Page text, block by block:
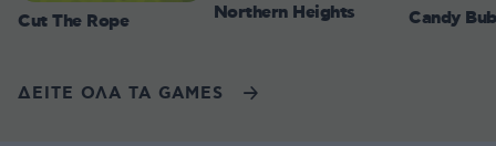
Cut The Rope Northern Heights Candy
ΔΕΙΤΕ ΟΛΑ ΤΑ GAMES